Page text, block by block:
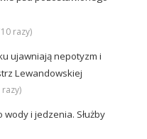
razy)
ujawniają nepotyzm i
Lewandowskiej
i jedzenia. Służby